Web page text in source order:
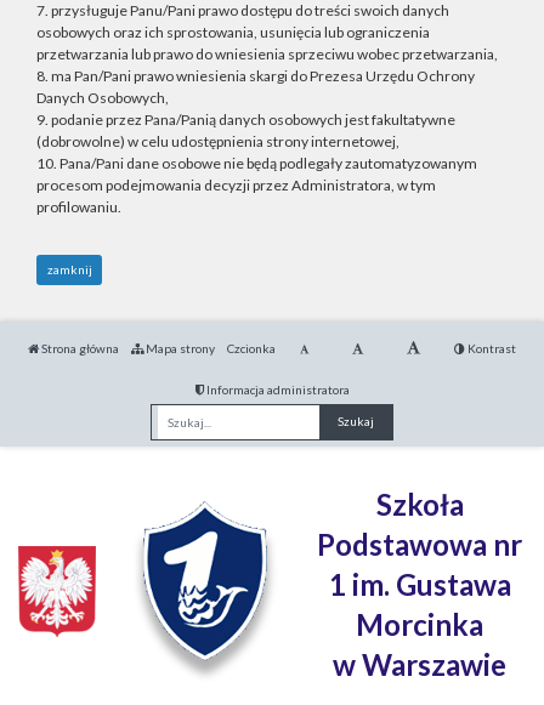
7. przysługuje Panu/Pani prawo dostępu do treści swoich danych
osobowych oraz ich sprostowania, usunięcia lub ograniczenia
przetwarzania lub prawo do wniesienia sprzeciwu wobec przetwarzania,
8. ma Pan/Pani prawo wniesienia skargi do Prezesa Urzędu Ochrony
Danych Osobowych,
9. podanie przez Pana/Panią danych osobowych jest fakultatywne
(dobrowolne) w celu udostępnienia strony internetowej,
10. Pana/Pani dane osobowe nie będą podlegały zautomatyzowanym
procesom podejmowania decyzji przez Administratora, w tym
profilowaniu.
zamknij
Strona główna Mapa strony Czcionka Kontrast
Informacja administratora
Fraza
Szkoła
Podstawowa nr
1 im. Gustawa
Morcinka
w Warszawie